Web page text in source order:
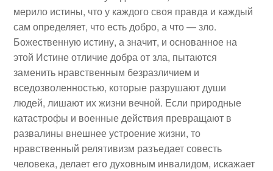
мерило истины, что у каждого своя правда и каждый
сам определяет, что есть добро, а что — зло.
Божественную истину, а значит, и основанное на
этой Истине отличие добра от зла, пытаются
заменить нравственным безразличием и
вседозволенностью, которые разрушают души
людей, лишают их жизни вечной. Если природные
катастрофы и военные действия превращают в
развалины внешнее устроение жизни, то
нравственный релятивизм разъедает совесть
человека, делает его духовным инвалидом, искажает